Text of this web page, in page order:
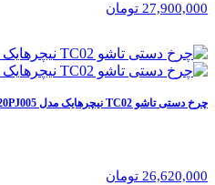
27,900,000 تومان
چرخ دستی تاشو TC02 نیچرهایک مدل NH20PJ005
26,620,000 تومان